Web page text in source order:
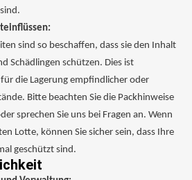
sind so beschaffen, dass sie den Inhalt
Schädlingen schützen. Dies ist
die Lagerung empfindlicher oder
Bitte beachten Sie die Packhinweise
sprechen Sie uns bei Fragen an. Wenn
Lotte, können Sie sicher sein, dass Ihre
geschützt sind.